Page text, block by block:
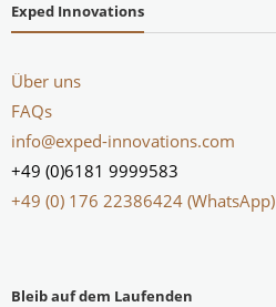
Exped Innovations
Über uns
FAQs
info@exped-innovations.com
+49 (0)6181 9999583
+49 (0) 176 22386424 (WhatsApp)
Bleib auf dem Laufenden